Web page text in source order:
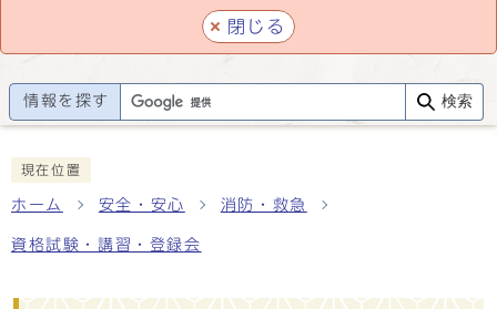
閉じる
情報を探す 検索
現在位置
ホーム 安全・安心 消防・救急
資格試験・講習・登録会